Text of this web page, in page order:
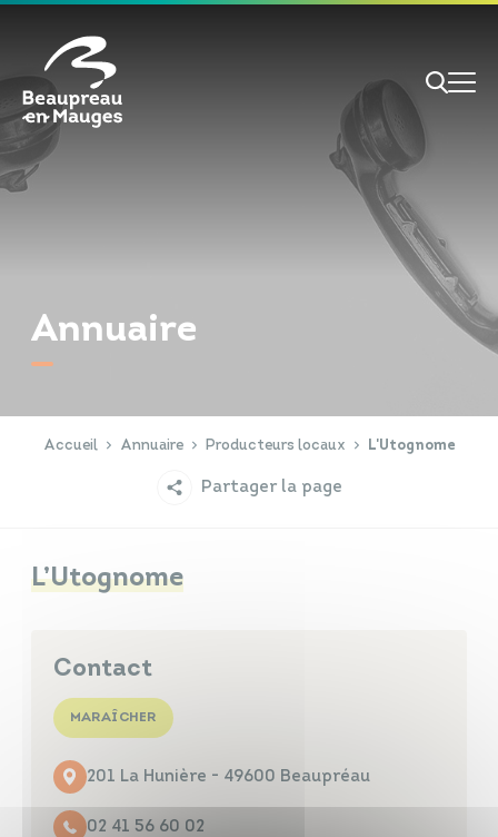
RECHERCHE
Annuaire
Accueil Annuaire Producteurs locaux L'Utognome
Partager la page
L’Utognome
Contact
MARAÎCHER
201 La Hunière - 49600 Beaupréau
02 41 56 60 02
Annuaires
Cookies management panel